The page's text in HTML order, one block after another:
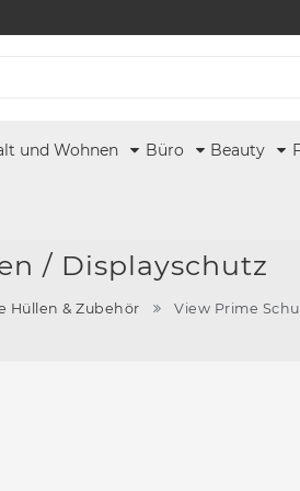
und Wohnen Büro Beauty
/ Displayschutz
Hüllen & Zubehör View Prime